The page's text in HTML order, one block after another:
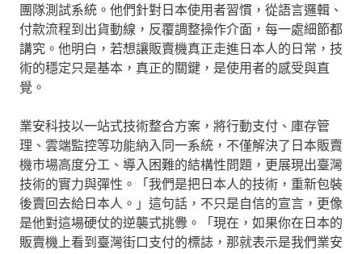
團隊測試系統。他們針對日本使用者習慣，從語言邏輯、
付款流程到出貨動線，反覆調整操作介面，每一處細節都
講究。他明白，若想讓販賣機真正走進日本人的日常，技
術的穩定只是基本，真正的關鍵，是使用者的感受與直
覺。
業安科技以一站式技術整合方案，將行動支付、庫存管
理、雲端監控等功能納入同一系統，不僅解決了日本販賣
機市場高度分工、導入困難的結構性問題，更展現出臺灣
技術的實力與彈性。「我們是把日本人的技術，重新包裝
後賣回去給日本人。」這句話，不只是自信的宣言，更像
是他對這場硬仗的逆襲式挑釁。「現在，如果你在日本的
販賣機上看到臺灣街口支付的標誌，那就表示是我們業安